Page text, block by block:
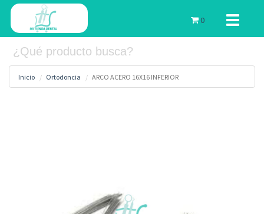
Toggle
0
Inicio Ortodoncia ARCO ACERO 16X16 INFERIOR